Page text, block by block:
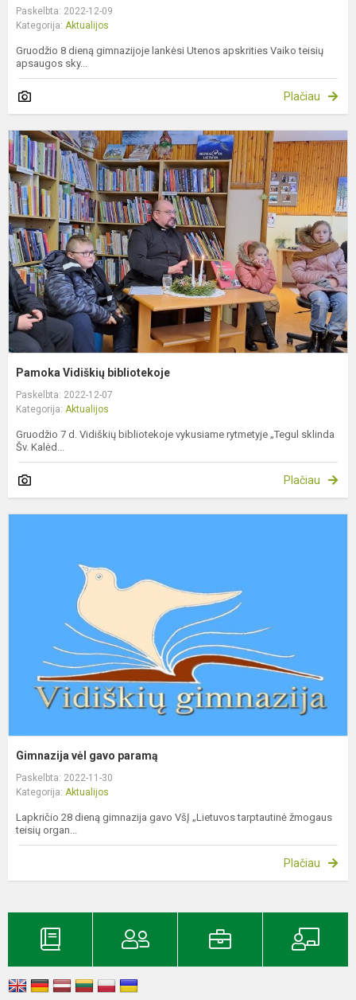
Paskelbta: 2022-12-09
Kategorija: Aktualijos
Gruodžio 8 dieną gimnazijoje lankėsi Utenos apskrities Vaiko teisių
apsaugos sky...
Plačiau
Pamoka Vidiškių bibliotekoje
Paskelbta: 2022-12-07
Kategorija: Aktualijos
Gruodžio 7 d. Vidiškių bibliotekoje vykusiame rytmetyje „Tegul sklinda
Šv. Kalėd...
Plačiau
Gimnazija vėl gavo paramą
Paskelbta: 2022-11-30
Kategorija: Aktualijos
Lapkričio 28 dieną gimnazija gavo VšĮ „Lietuvos tarptautinė žmogaus
teisių organ...
Plačiau